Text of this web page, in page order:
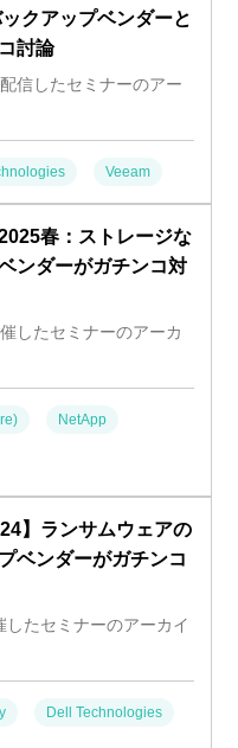
クアップベンダーと
討論
信したセミナーのアー
Veeam
春：ストレージな
ンダーがガチンコ対
したセミナーのアーカ
NetApp
】ランサムウェアの
ベンダーがガチンコ
たセミナーのアーカイ
Dell Technologies